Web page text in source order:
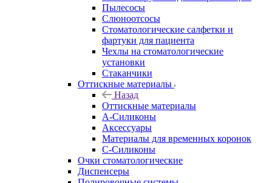
Пылесосы
Слюноотсосы
Стоматологические салфетки и
фартуки для пациента
Чехлы на стоматологические
установки
Стаканчики
Оттискные материалы
Назад
Оттискные материалы
А-Силиконы
Аксессуары
Материалы для временных коронок
С-Силиконы
Очки стоматологические
Диспенсеры